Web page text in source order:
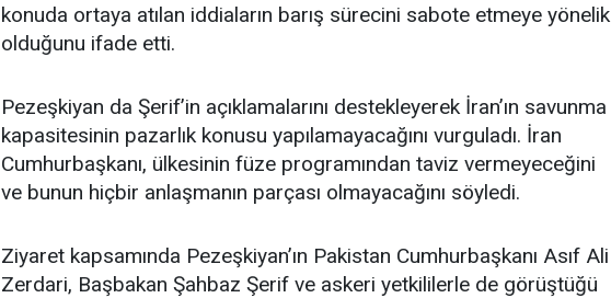
konuda ortaya atılan iddiaların barış sürecini sabote etmeye yönelik
olduğunu ifade etti.
Pezeşkiyan da Şerif’in açıklamalarını destekleyerek İran’ın savunma
kapasitesinin pazarlık konusu yapılamayacağını vurguladı. İran
Cumhurbaşkanı, ülkesinin füze programından taviz vermeyeceğini
ve bunun hiçbir anlaşmanın parçası olmayacağını söyledi.
Ziyaret kapsamında Pezeşkiyan’ın Pakistan Cumhurbaşkanı Asıf Ali
Zerdari, Başbakan Şahbaz Şerif ve askeri yetkililerle de görüştüğü